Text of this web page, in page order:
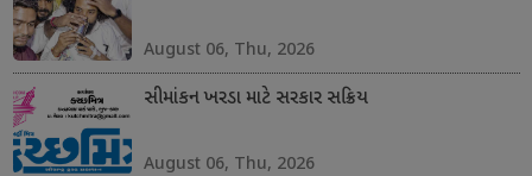
August 06, Thu, 2026
સીમાંકન ખરડા માટે સરકાર સક્રિય
August 06, Thu, 2026